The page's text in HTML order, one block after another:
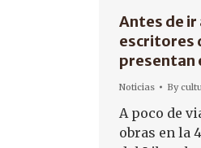
Antes de ir
escritores
presentan
Noticias By
A poco de
obras en la